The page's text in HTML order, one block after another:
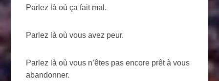
Parlez là où ça fait mal.
Parlez là où vous avez peur.
Parlez là où vous n’êtes pas encore prêt à vous
abandonner.